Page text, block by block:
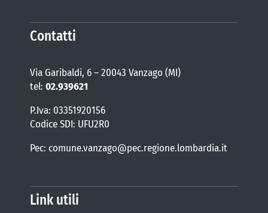
Contatti
Via Garibaldi, 6 – 20043 Vanzago (MI)
tel: 02.939621
P.Iva: 03351920156
Codice SDI: UFU2R0
Pec: comune.vanzago@pec.regione.lombardia.it
Link utili